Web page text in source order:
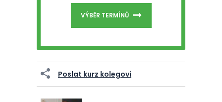
VÝBĚR TERMÍNŮ
Poslat kurz kolegovi